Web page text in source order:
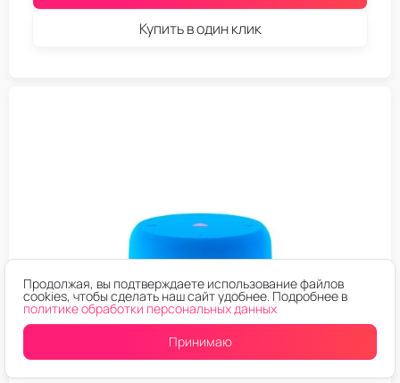
Купить в один клик
Продолжая, вы подтверждаете использование файлов
cookies, чтобы сделать наш сайт удобнее. Подробнее в
политике обработки персональных данных
Принимаю